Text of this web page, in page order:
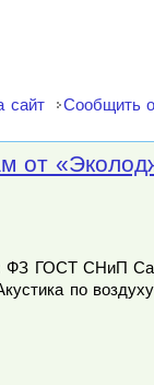
сайт Сообщить
от
ФЗ ГОСТ
по